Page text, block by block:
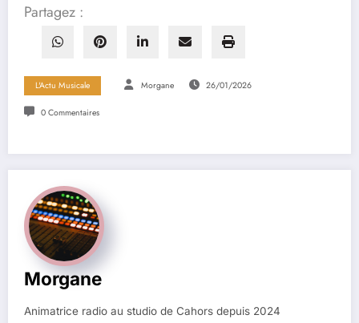
Partagez :
L'Actu Musicale Morgane 26/01/2026
0 Commentaires
Morgane
Animatrice radio au studio de Cahors depuis 2024